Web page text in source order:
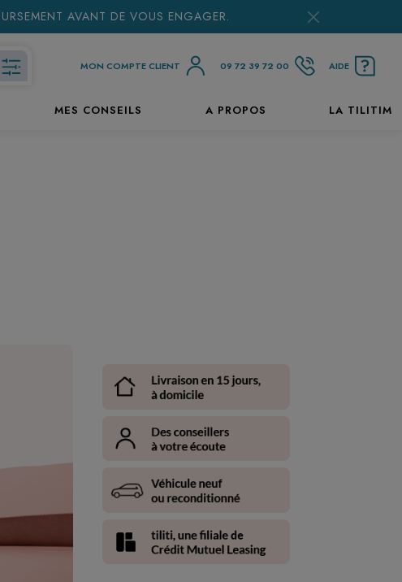
AVANT DE VOUS ENGAGER.
MON COMPTE CLIENT 09 72 39 72 00 AIDE
MES CONSEILS A PROPOS LA TILITIM